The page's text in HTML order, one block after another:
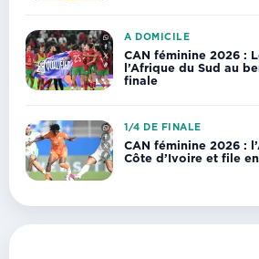
A DOMICILE
CAN féminine 2026 :
l’Afrique du Sud au
finale
1/4 DE FINALE
CAN féminine 2026 :
Côte d’Ivoire et file